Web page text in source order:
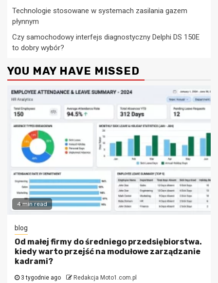
Technologie stosowane w systemach zasilania gazem
płynnym
Czy samochodowy interfejs diagnostyczny Delphi DS 150E
to dobry wybór?
YOU MAY HAVE MISSED
4 min read
blog
Od małej firmy do średniego przedsiębiorstwa.
kiedy warto przejść na modułowe zarządzanie
kadrami?
3 tygodnie ago Redakcja Moto1.com.pl